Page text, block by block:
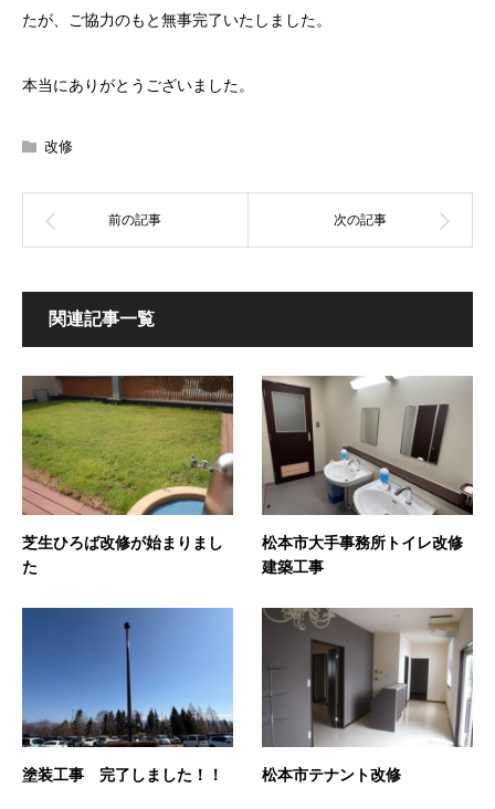
たが、ご協力のもと無事完了いたしました。
本当にありがとうございました。
改修
関連記事一覧
芝生ひろば改修が始まりまし
た
松本市大手事務所トイレ改修
建築工事
塗装工事 完了しました！！ 松本市テナント改修